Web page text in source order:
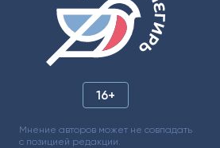
16+
Мнение авторов может не совпадать
с позицией редакции.